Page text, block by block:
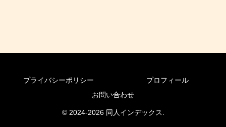
プライバシーポリシー
プロフィール
お問い合わせ
© 2024-2026 同人インデックス.